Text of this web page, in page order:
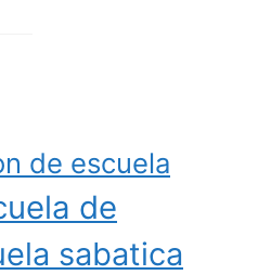
de escuela
de
sabatica